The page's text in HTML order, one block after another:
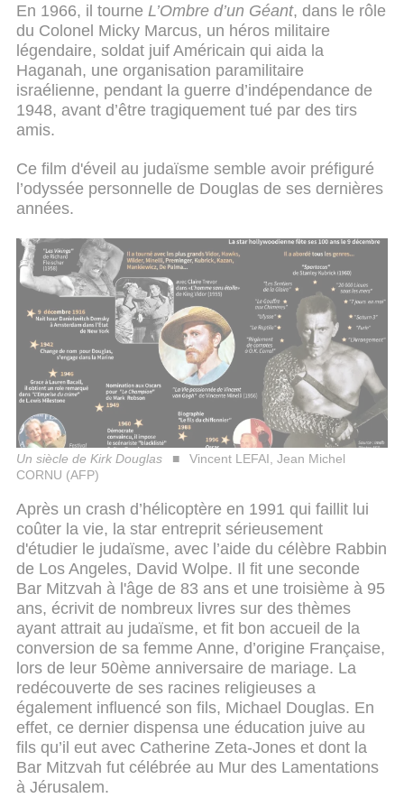
En 1966, il tourne L’Ombre d’un Géant, dans le rôle
du Colonel Micky Marcus, un héros militaire
légendaire, soldat juif Américain qui aida la
Haganah, une organisation paramilitaire
israélienne, pendant la guerre d’indépendance de
1948, avant d’être tragiquement tué par des tirs
amis.
Ce film d'éveil au judaïsme semble avoir préfiguré
l’odyssée personnelle de Douglas de ses dernières
années.
Un siècle de Kirk Douglas
Vincent LEFAI, Jean Michel
CORNU (AFP)
Après un crash d’hélicoptère en 1991 qui faillit lui
coûter la vie, la star entreprit sérieusement
d'étudier le judaïsme, avec l’aide du célèbre Rabbin
de Los Angeles, David Wolpe. Il fit une seconde
Bar Mitzvah à l'âge de 83 ans et une troisième à 95
ans, écrivit de nombreux livres sur des thèmes
ayant attrait au judaïsme, et fit bon accueil de la
conversion de sa femme Anne, d’origine Française,
lors de leur 50ème anniversaire de mariage. La
redécouverte de ses racines religieuses a
également influencé son fils, Michael Douglas. En
effet, ce dernier dispensa une éducation juive au
fils qu’il eut avec Catherine Zeta-Jones et dont la
Bar Mitzvah fut célébrée au Mur des Lamentations
à Jérusalem.